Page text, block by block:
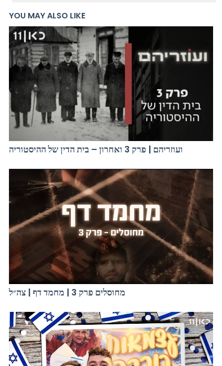
YOU MAY ALSO LIKE
ועוזריהם | פרק 3 ואחרון – בית הדין של ההיסטוריה
מחוסלים פרק 3 | מחמד דף | צה״ל